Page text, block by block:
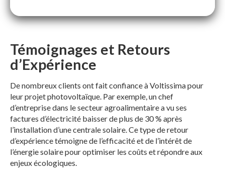
Témoignages et Retours
d’Expérience
De nombreux clients ont fait confiance à Voltissima pour
leur projet photovoltaïque. Par exemple, un chef
d’entreprise dans le secteur agroalimentaire a vu ses
factures d’électricité baisser de plus de 30 % après
l’installation d’une centrale solaire. Ce type de retour
d’expérience témoigne de l’efficacité et de l’intérêt de
l’énergie solaire pour optimiser les coûts et répondre aux
enjeux écologiques.